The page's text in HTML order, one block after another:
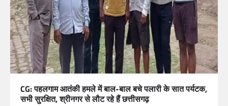
CG: पहलगाम आतंकी हमले में बाल-बाल बचे पलारी के सात पर्यटक,
सभी सुरक्षित, श्रीनगर से लौट रहे हैं छत्तीसगढ़